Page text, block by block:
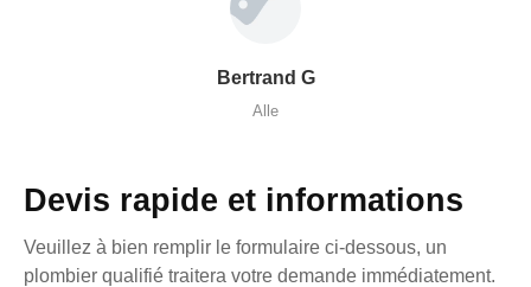
Bertrand G
Alle
Devis rapide et informations
Veuillez à bien remplir le formulaire ci-dessous, un
plombier qualifié traitera votre demande immédiatement.